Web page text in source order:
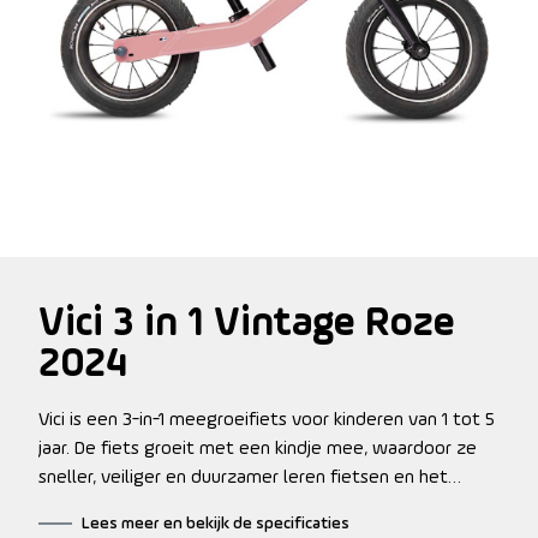
Vici 3 in 1 Vintage Roze
2024
Vici is een 3-in-1 meegroeifiets voor kinderen van 1 tot 5
jaar. De fiets groeit met een kindje mee, waardoor ze
sneller, veiliger en duurzamer leren fietsen en het
Lees meer en bekijk de specificaties